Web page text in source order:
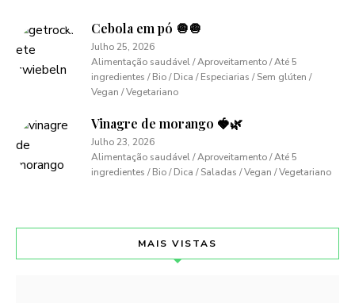
Cebola em pó 🧅🧅
Julho 25, 2026
Alimentação saudável / Aproveitamento / Até 5
ingredientes / Bio / Dica / Especiarias / Sem glúten /
Vegan / Vegetariano
Vinagre de morango 🍓🌿
Julho 23, 2026
Alimentação saudável / Aproveitamento / Até 5
ingredientes / Bio / Dica / Saladas / Vegan / Vegetariano
MAIS VISTAS